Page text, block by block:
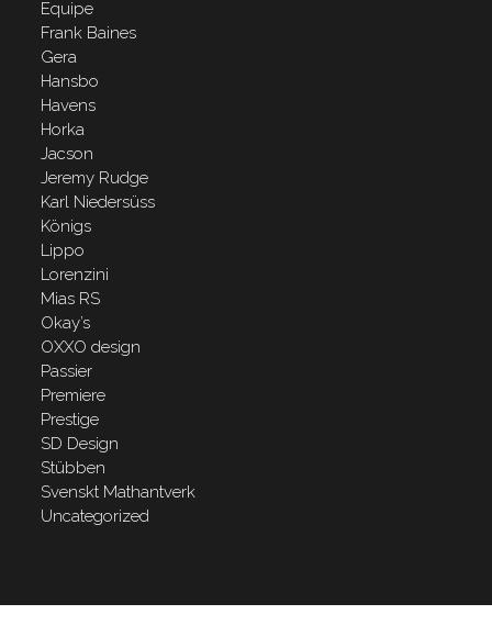
Equipe
Frank Baines
Gera
Hansbo
Havens
Horka
Jacson
Jeremy Rudge
Karl Niedersüss
Königs
Lippo
Lorenzini
Mias RS
Okay’s
OXXO design
Passier
Premiere
Prestige
SD Design
Stübben
Svenskt Mathantverk
Uncategorized